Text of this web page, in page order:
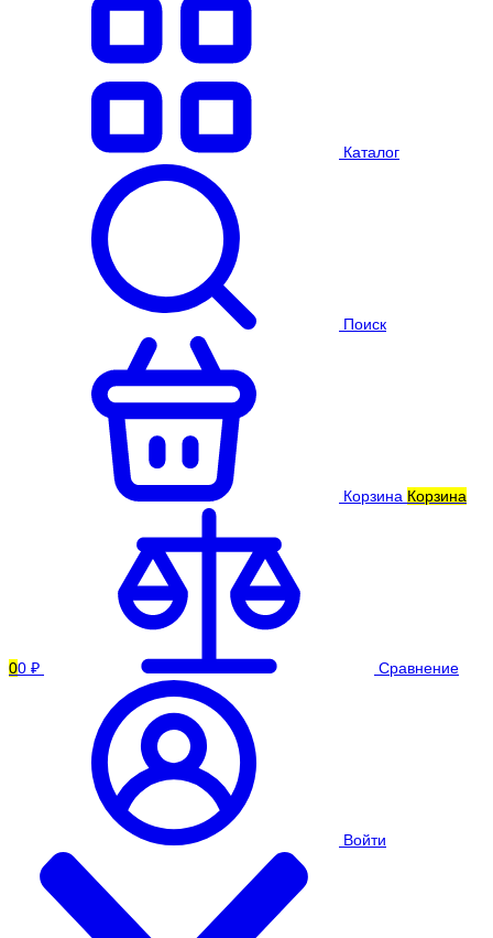
Каталог
Поиск
Корзина Корзина
00 ₽ Сравнение
Войти